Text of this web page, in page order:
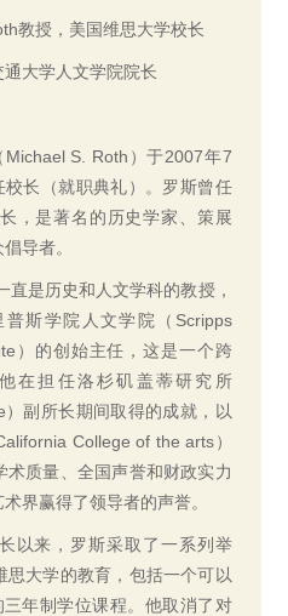
教授，美国维思大学校长
大学人文学院院长
S. Roth）于2007年7
长（就职典礼）。罗斯曾任
，是著名的历史学家、策展
导者。
直是历史和人文学科的教授，
斯学院人文学院（Scripps
）的创始主任，这是一个跨
在担任洛杉矶盖蒂研究所
）副所长期间取得的成就，以
College of the arts）
质量、全国声誉和财政实力
界赢得了领导者的声誉。
以来，罗斯采取了一系列举
大学的教育，包括一个可以
年制学位课程。他取消了对